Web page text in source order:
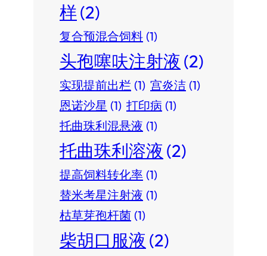
样(2)
复合预混合饲料 (1)
头孢噻呋注射液 (2)
实现提前出栏 (1) 宫炎洁 (1)
恩诺沙星 (1) 打印病 (1)
托曲珠利混悬液 (1)
托曲珠利溶液 (2)
提高饲料转化率 (1)
替米考星注射液 (1)
枯草芽孢杆菌 (1)
柴胡口服液 (2)